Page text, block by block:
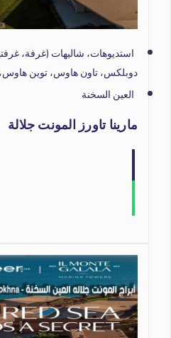
دوبلكس، تاون هاوس، توين
العين السخنة
مارينا تاورز المونت جلالة